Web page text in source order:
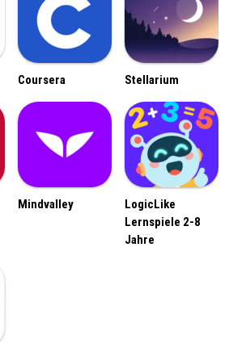
Coursera Stellarium
Mindvalley
LogicLike
Lernspiele 2-8
Jahre